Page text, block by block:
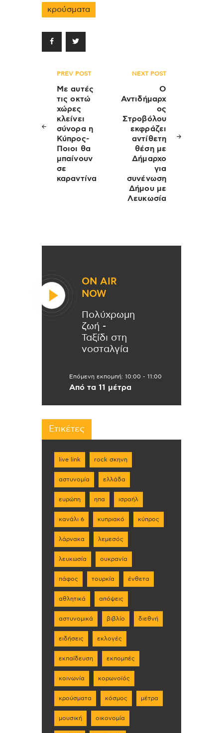
κρούσματα
Πλοήγηση
άρθρων
PREV POST
Με αυτές
τις οκτώ
χώρες
κλείνει
σύνορα η
Κύπρος-
Ποιοι θα
μπαίνουν
σε
καραντίνα
NEXT POST
Ο
Αντιδήμαρχ
ος
Στροβόλου
εκφράζει
αντίθετη
θέση με
Δήμαρχο
για
συνένωση
Δήμου με
Λευκωσία
ON AIR
NOW
Πολύχρωμη
ζωή -
Ταξίδι στη
νοσταλγία
Επόμενη εκπομπή: 10:00 - 11:00
Από τα 11 μέτρα
Ετικέτες
live link rock σκηνη
αστυνομία ελλάδα
ευρώπη ηπα ισραήλ
κανάλι 6 κυπριακό κύπρος
λάρνακα λεμεσός
λευκωσία ουκρανία
πάφος τουρκία ένθετα
αθλητικά απόψεις
αστυνομικά βιβλίο διεθνή
ειδήσεις εκλογές
εκπαίδευση εκπομπές
κοινωνία κορωνοϊός
κρούσματα κόσμος μέτρα
μουσική οικονομία